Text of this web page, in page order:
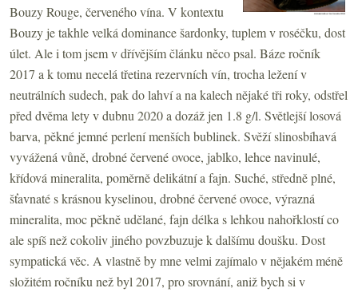
Bouzy Rouge, červeného vína. V kontextu
Bouzy je takhle velká dominance šardonky, tuplem v roséčku, dost
úlet. Ale i tom jsem v dřívějším článku něco psal. Báze ročník
2017 a k tomu necelá třetina rezervních vín, trocha ležení v
neutrálních sudech, pak do lahví a na kalech nějaké tři roky, odstřel
před dvěma lety v dubnu 2020 a dozáž jen 1.8 g/l. Světlejší losová
barva, pěkné jemné perlení menších bublinek. Svěží slinosbíhavá
vyvážená vůně, drobné červené ovoce, jablko, lehce navinulé,
křídová mineralita, poměrně delikátní a fajn. Suché, středně plné,
šťavnaté s krásnou kyselinou, drobné červené ovoce, výrazná
mineralita, moc pěkně udělané, fajn délka s lehkou nahořklostí co
ale spíš než cokoliv jiného povzbuzuje k dalšímu doušku. Dost
sympatická věc. A vlastně by mne velmi zajímalo v nějakém méně
složitém ročníku než byl 2017, pro srovnání, aniž bych si v